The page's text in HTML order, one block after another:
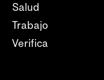
Salud
Trabajo
Verifica